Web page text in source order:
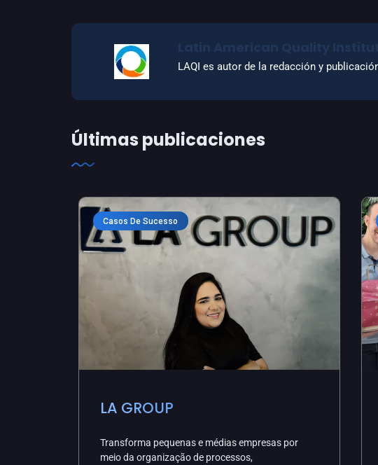
LAQI es autor de la redacción y
Últimas publicaciones
Casos De Sucesso
LA GROUP
Transforma pequenas e médias empresas por
meio da organização de processos,